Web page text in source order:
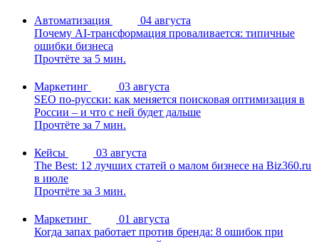
Автоматизация
04 августа
Почему AI-трансформация проваливается: типичные
ошибки бизнеса
Прочтёте за 5 мин.
Маркетинг
03 августа
SEO по-русски: как меняется поисковая оптимизация в
России – и что с ней будет дальше
Прочтёте за 7 мин.
Кейсы
03 августа
The Best: 12 лучших статей о малом бизнесе на Biz360.ru
в июле
Прочтёте за 3 мин.
Маркетинг
01 августа
Когда запах работает против бренда: 8 ошибок при